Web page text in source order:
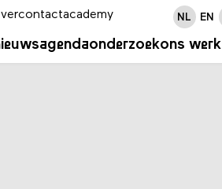
agendaonderzoekons werk
contactacademy NL EN